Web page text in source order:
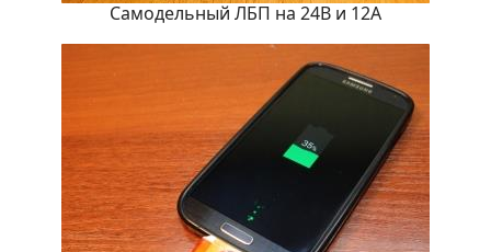
Самодельный ЛБП на 24В и 12А